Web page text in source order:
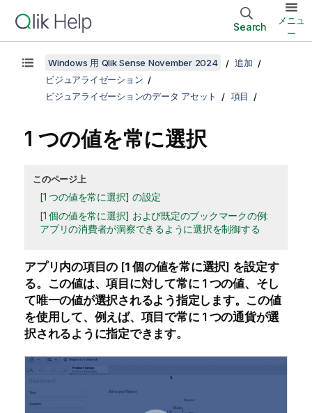
Search
メニュ
ー
Windows 用 Qlik Sense November 2024
追加
ビジュアライゼーション
ビジュアライゼーションのデータ アセット
項目
1 つの値を常に選択
このページ上
[1 つの値を常に選択] の設定
[1 個の値を常に選択] および既定のブックマークの例:
アプリの消費者が洞察できるように選択を制御する
アプリ内の項目の [1 個の値を常に選択] を設定す
る。この値は、項目に対して常に 1 つの値、そし
て唯一の値が選択されるよう指定します。この値
を使用して、例えば、項目で常に 1 つの通貨が選
択されるように指定できます。